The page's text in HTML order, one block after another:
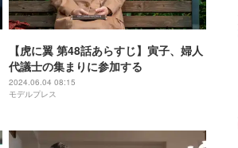
【虎に翼 第48話あらすじ】寅子、婦人
代議士の集まりに参加する
2024.06.04 08:15
モデルプレス